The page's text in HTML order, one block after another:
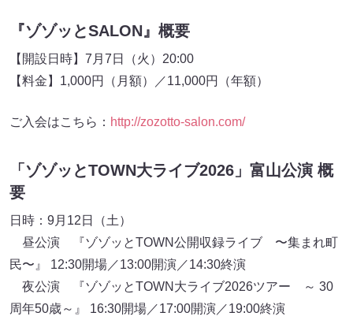
『ゾゾッとSALON』概要
【開設日時】7月7日（火）20:00
【料金】1,000円（月額）／11,000円（年額）
ご入会はこちら： http://zozotto-salon.com/
「ゾゾッとTOWN大ライブ2026」富山公演 概
要
日時：9月12日（土）
昼公演 『ゾゾッとTOWN公開収録ライブ 〜集まれ町
民〜』 12:30開場／13:00開演／14:30終演
夜公演 『ゾゾッとTOWN大ライブ2026ツアー ～ 30
周年50歳～』 16:30開場／17:00開演／19:00終演